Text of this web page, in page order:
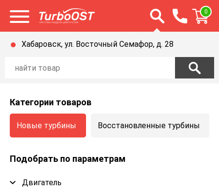
Открыть меню Открыть строку
0
Хабаровск, ул. Восточный Семафор, д. 28
Категории товаров
Новые турбины Восстановленные турбины
Подобрать по параметрам
Двигатель